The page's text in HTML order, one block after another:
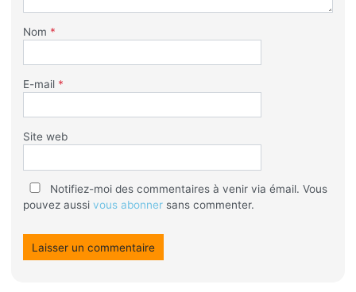
Nom *
E-mail *
Site web
Notifiez-moi des commentaires à venir via émail. Vous
pouvez aussi vous abonnersans commenter.